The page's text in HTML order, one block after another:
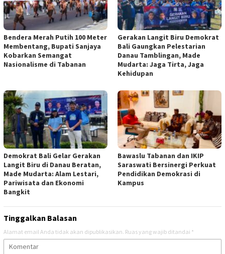
Bendera Merah Putih 100 Meter
Membentang, Bupati Sanjaya
Kobarkan Semangat
Nasionalisme di Tabanan
Gerakan Langit Biru Demokrat
Bali Gaungkan Pelestarian
Danau Tamblingan, Made
Mudarta: Jaga Tirta, Jaga
Kehidupan
Demokrat Bali Gelar Gerakan
Langit Biru di Danau Beratan,
Made Mudarta: Alam Lestari,
Pariwisata dan Ekonomi
Bangkit
Bawaslu Tabanan dan IKIP
Saraswati Bersinergi Perkuat
Pendidikan Demokrasi di
Kampus
Tinggalkan Balasan
Alamat email Anda tidak akan dipublikasikan. Ruas yang wajib ditandai *